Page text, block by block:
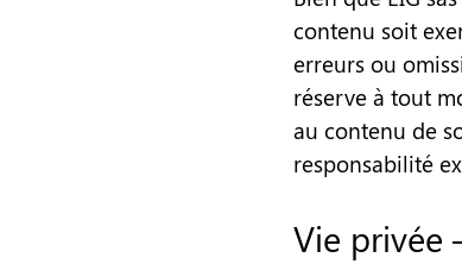
contenu soit
erreurs ou
réserve à tout
au contenu de
responsabilité
Vie privée